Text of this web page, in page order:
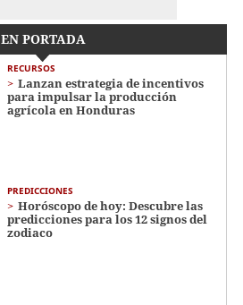
EN PORTADA
RECURSOS
Lanzan estrategia de incentivos
para impulsar la producción
agrícola en Honduras
PREDICCIONES
Horóscopo de hoy: Descubre las
predicciones para los 12 signos del
zodiaco